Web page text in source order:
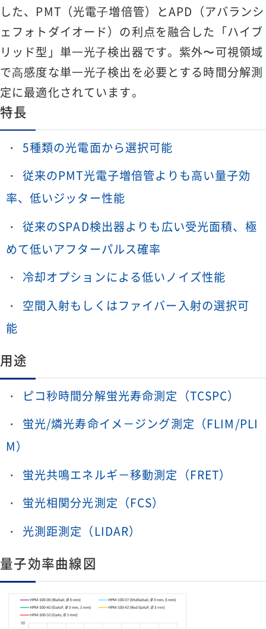
した、PMT（光電⼦増倍管）とAPD（アバランシ
ェフォトダイオード）の利点を融合した「ハイブ
リッド型」単⼀光⼦検出器です。紫外〜可視領域
で⾼感度な単⼀光⼦検出を必要とする時間分解測
定に最適化されています。
特長
5種類の光電面から選択可能
従来のPMT光電子増倍管よりも高い量子効
率、低いジッター性能
従来のSPAD検出器よりも広い受光面積、極
めて低いアフターパルス確率
冷却オプションによる低いノイズ性能
空間入射もしくはファイバー入射の選択可
能
用途
ピコ秒時間分解蛍光寿命測定（TCSPC）
蛍光/燐光寿命イメ－ジング測定（FLIM/PLI
M）
蛍光共鳴エネルギ－移動測定（FRET）
蛍光相関分光測定（FCS）
光測距測定（LIDAR）
量子効率曲線図